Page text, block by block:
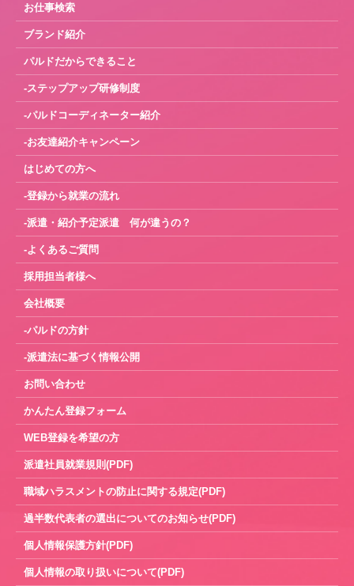
お仕事検索
ブランド紹介
パルドだからできること
-ステップアップ研修制度
-パルドコーディネーター紹介
-お友達紹介キャンペーン
はじめての方へ
-登録から就業の流れ
-派遣・紹介予定派遣 何が違うの？
-よくあるご質問
採用担当者様へ
会社概要
-パルドの方針
-派遣法に基づく情報公開
お問い合わせ
かんたん登録フォーム
WEB登録を希望の方
派遣社員就業規則(PDF)
職域ハラスメントの防止に関する規定(PDF)
過半数代表者の選出についてのお知らせ(PDF)
個人情報保護方針(PDF)
個人情報の取り扱いについて(PDF)